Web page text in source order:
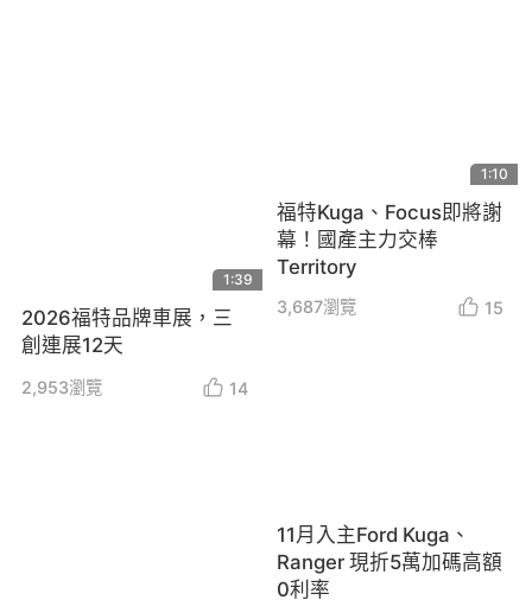
1:39
2026福特品牌車展，三
創連展12天
2,953瀏覽 14
1:10
福特Kuga、Focus即將謝
幕！國產主力交棒
Territory
3,687瀏覽 15
11月入主Ford Kuga、
Ranger 現折5萬加碼高額
0利率